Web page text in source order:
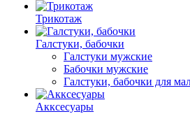
Трикотаж
Галстуки, бабочки
Галстуки мужские
Бабочки мужские
Галстуки, бабочки для
Акксесуары